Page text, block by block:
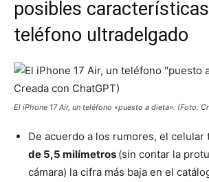
posibles características
teléfono ultradelgado
El iPhone 17 Air, un teléfono «puesto a dieta». (Foto:
De acuerdo a los rumores, el celular
de 5,5 milímetros (sin contar la
cámara) la cifra más baja en el